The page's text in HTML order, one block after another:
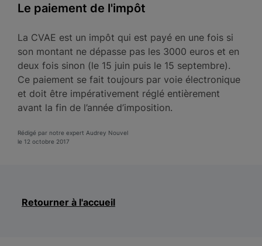
Le paiement de l'impôt
La CVAE est un impôt qui est payé en une fois si
son montant ne dépasse pas les 3000 euros et en
deux fois sinon (le 15 juin puis le 15 septembre).
Ce paiement se fait toujours par voie électronique
et doit être impérativement réglé entièrement
avant la fin de l’année d’imposition.
Rédigé par notre expert Audrey Nouvel
le 12 octobre 2017
Retourner à l'accueil